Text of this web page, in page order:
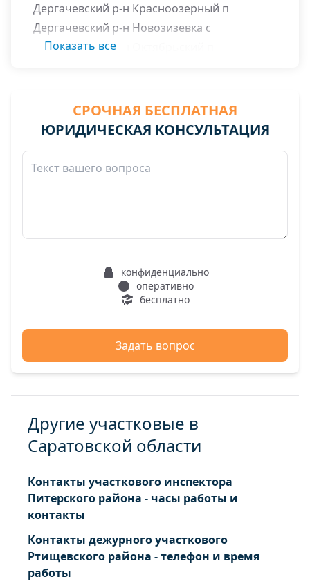
Дергачевский р-н Красноозерный п
Дергачевский р-н Новозизевка с
Дергачевский р-н Октябрьский п
Дергачевский район
Восточный поселок
Цементный поселок
Показать все
СРОЧНАЯ БЕСПЛАТНАЯ
ЮРИДИЧЕСКАЯ КОНСУЛЬТАЦИЯ
конфиденциально
оперативно
бесплатно
Задать вопрос
Другие участковые в
Саратовской области
Контакты участкового инспектора
Питерского района - часы работы и
контакты
Контакты дежурного участкового
Ртищевского района - телефон и время
работы